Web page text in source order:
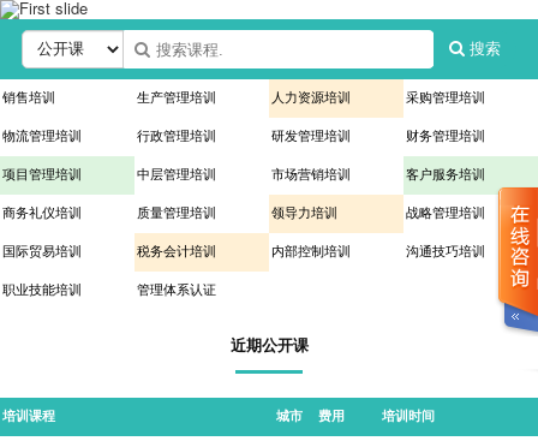
搜索
销售培训 生产管理培训 人力资源培训 采购管理培训
物流管理培训 行政管理培训 研发管理培训 财务管理培训
项目管理培训 中层管理培训 市场营销培训 客户服务培训
商务礼仪培训 质量管理培训 领导力培训 战略管理培训
国际贸易培训 税务会计培训 内部控制培训 沟通技巧培训
职业技能培训 管理体系认证
近期公开课
培训课程 城市 费用 培训时间